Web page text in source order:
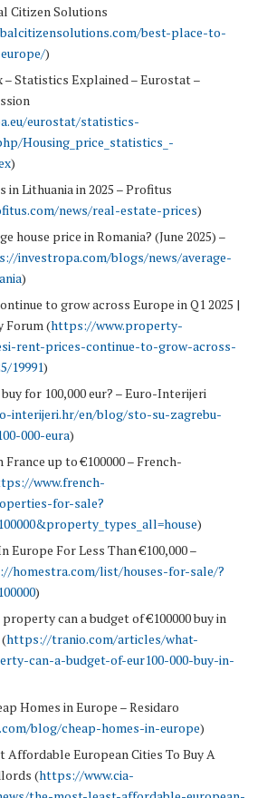
Citizen Solutions
best-place-to-
)
– Statistics Explained – Eurostat –
eurostat/statistics-
Housing_price_statistics_-
)
in Lithuania in 2025 – Profitus
news/real-estate-prices)
house price in Romania? (June 2025) –
investropa.com/blogs/news/average-
)
to grow across Europe in Q1 2025 |
Forum (https://www.property-
rent-prices-continue-to-grow-across-
19991)
for 100,000 eur? – Euro-Interijeri
interijeri.hr/en/blog/sto-su-zagrebu-
000-eura)
up to €100000 – French-
www.french-
for-sale?
)
Europe For Less Than €100,000 –
homestra.com/list/houses-for-sale/?
)
can a budget of €100000 buy in
https://tranio.com/articles/what-
can-a-budget-of-eur100-000-buy-in-
Homes in Europe – Residaro
blog/cheap-homes-in-europe)
Affordable European Cities To Buy A
(https://www.cia-